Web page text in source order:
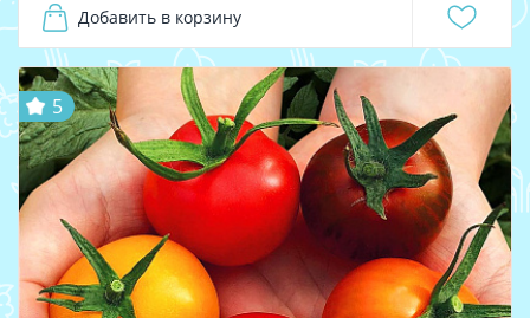
Добавить в корзину
5